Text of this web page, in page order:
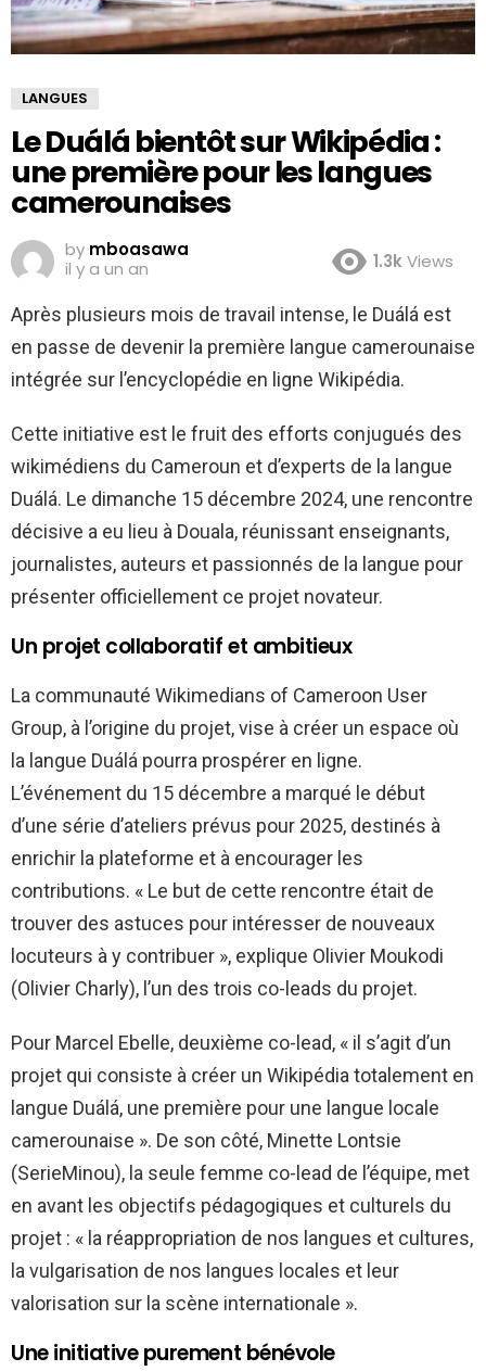
LANGUES
Le Duálá bientôt sur Wikipédia :
une première pour les langues
camerounaises
by mboasawa
il y a un an
1.3kViews
Après plusieurs mois de travail intense, le Duálá est
en passe de devenir la première langue camerounaise
intégrée sur l’encyclopédie en ligne Wikipédia.
Cette initiative est le fruit des efforts conjugués des
wikimédiens du Cameroun et d’experts de la langue
Duálá. Le dimanche 15 décembre 2024, une rencontre
décisive a eu lieu à Douala, réunissant enseignants,
journalistes, auteurs et passionnés de la langue pour
présenter officiellement ce projet novateur.
Un projet collaboratif et ambitieux
La communauté Wikimedians of Cameroon User
Group, à l’origine du projet, vise à créer un espace où
la langue Duálá pourra prospérer en ligne.
L’événement du 15 décembre a marqué le début
d’une série d’ateliers prévus pour 2025, destinés à
enrichir la plateforme et à encourager les
contributions. « Le but de cette rencontre était de
trouver des astuces pour intéresser de nouveaux
locuteurs à y contribuer », explique Olivier Moukodi
(Olivier Charly), l’un des trois co-leads du projet.
Pour Marcel Ebelle, deuxième co-lead, « il s’agit d’un
projet qui consiste à créer un Wikipédia totalement en
langue Duálá, une première pour une langue locale
camerounaise ». De son côté, Minette Lontsie
(SerieMinou), la seule femme co-lead de l’équipe, met
en avant les objectifs pédagogiques et culturels du
projet : « la réappropriation de nos langues et cultures,
la vulgarisation de nos langues locales et leur
valorisation sur la scène internationale ».
Une initiative purement bénévole